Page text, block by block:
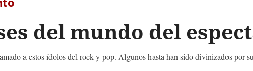
del mundo del
a estos ídolos del rock y pop. Algunos hasta han sido divinizados por